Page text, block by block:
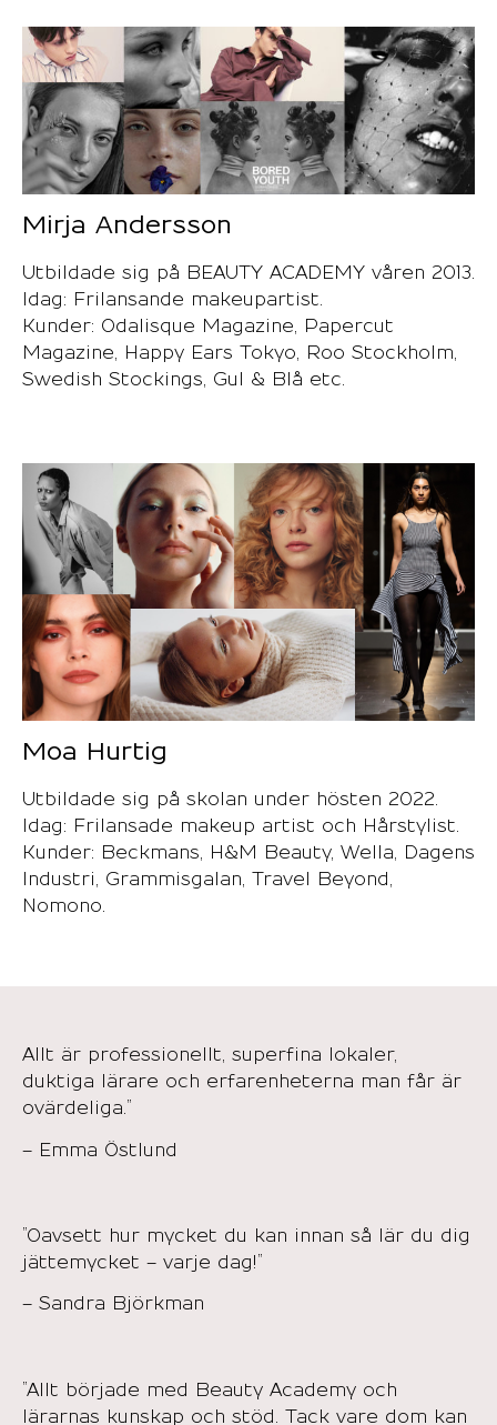
Mirja Andersson
Utbildade sig på BEAUTY ACADEMY våren 2013.
Idag: Frilansande makeupartist.
Kunder: Odalisque Magazine, Papercut
Magazine, Happy Ears Tokyo, Roo Stockholm,
Swedish Stockings, Gul & Blå etc.
Moa Hurtig
Utbildade sig på skolan under hösten 2022.
Idag: Frilansade makeup artist och Hårstylist.
Kunder: Beckmans, H&M Beauty, Wella, Dagens
Industri, Grammisgalan, Travel Beyond,
Nomono.
Allt är professionellt, superfina lokaler,
duktiga lärare och erfarenheterna man får är
ovärdeliga.”
– Emma Östlund
”Oavsett hur mycket du kan innan så lär du dig
jättemycket – varje dag!”
– Sandra Björkman
”Allt började med Beauty Academy och
lärarnas kunskap och stöd. Tack vare dom kan